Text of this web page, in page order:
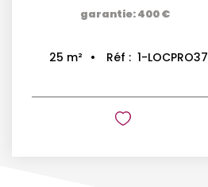
garantie: 400 €
25 m² Réf : 1-LOCPRO37